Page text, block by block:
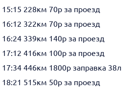
15:15 228км 70р за проезд
16:12 322км 70р за проезд
16:24 339км 140р за проезд
17:12 416км 100р за проезд
17:34 446км 1800р заправка 38л
18:21 515км 50р за проезд